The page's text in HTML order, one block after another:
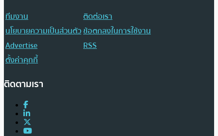
ทีมงาน
ติดต่อเรา
นโยบายความเป็นส่วนตัวข้อตกลงในการใช้งาน
Advertise
RSS
ตั้งค่าคุกกี้
ติดตามเรา